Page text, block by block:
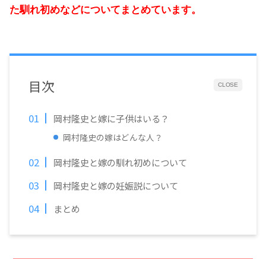
た馴れ初めなどについてまとめています。
CLOSE
目次
岡村隆史と嫁に子供はいる？
岡村隆史の嫁はどんな人？
岡村隆史と嫁の馴れ初めについて
岡村隆史と嫁の妊娠説について
まとめ